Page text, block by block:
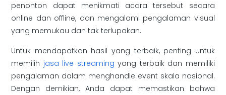
penonton dapat menikmati acara tersebut secara
online dan offline, dan mengalami pengalaman visual
yang memukau dan tak terlupakan.
Untuk mendapatkan hasil yang terbaik, penting untuk
memilih jasa live streaming yang terbaik dan memiliki
pengalaman dalam menghandle event skala nasional.
Dengan demikian, Anda dapat memastikan bahwa